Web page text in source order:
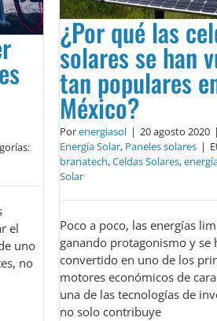
el
uno
no
¿Por qué las
solares se han
tan populares
México?
Porenergiasol | 20 agosto 2020 |
Energía Solar, Paneles solares |
branatech,Celdas Solares,
Solar
Poco a poco, las energías
ganando protagonismo y se
convertido en uno de los
motores económicos de
una de las tecnologías de
no solo contribuye